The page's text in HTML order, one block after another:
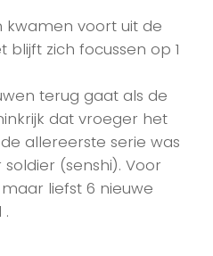
kwamen voort uit de
zich focussen op 1
terug gaat als de
dat vroeger het
allereerste serie was
(senshi). Voor
liefst 6 nieuwe